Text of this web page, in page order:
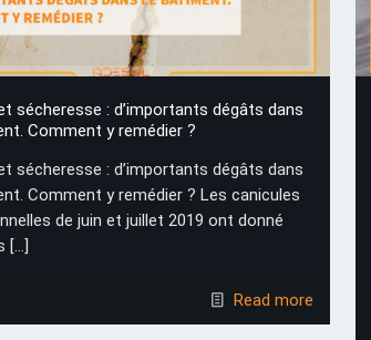
sécheresse : d’importants dégâts dans
Comment y remédier ?
sécheresse : d’importants dégâts dans
Comment y remédier ? Les canicules
de juin et juillet 2019 ont donné
[…]
Read more